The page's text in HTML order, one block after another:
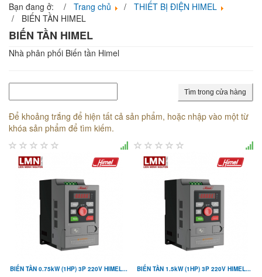
Bạn đang ở: Trang chủ
THIẾT BỊ ĐIỆN HIMEL
BIẾN TẦN HIMEL
BIẾN TẦN HIMEL
Nhà phân phối Biến tần Himel
Tìm trong cửa hàng
Để khoảng trắng để hiện tất cả sản phẩm, hoặc nhập vào một từ
khóa sản phẩm để tìm kiếm.
BIẾN TẦN 0.75kW (1HP) 3P 220V HIMEL... BIẾN TẦN 1.5kW (1HP) 3P 220V HIMEL...